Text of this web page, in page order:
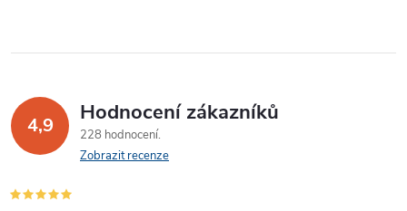
4,9 Hodnocení zákazníků
228 hodnocení
Zobrazit recenze